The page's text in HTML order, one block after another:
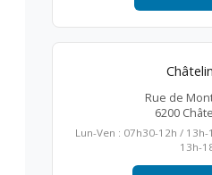
Rue de
6200
Lun-Ven : 07h30-12h /
13h-